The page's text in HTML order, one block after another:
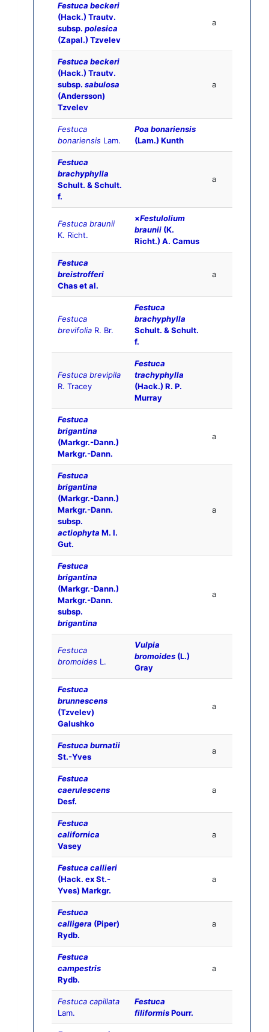
Festuca beckeri
(Hack.) Trautv.
subsp. polesica
(Zapal.) Tzvelev
a
Festuca beckeri
(Hack.) Trautv.
subsp. sabulosa
(Andersson)
Tzvelev
a
Festuca
bonariensis Lam.
Poa bonariensis
(Lam.) Kunth
Festuca
brachyphylla
Schult. & Schult.
f.
a
Festuca braunii
K. Richt.
×Festulolium
braunii (K.
Richt.) A. Camus
Festuca
breistrofferi
Chas et al.
a
Festuca
brevifolia R. Br.
Festuca
brachyphylla
Schult. & Schult.
f.
Festuca brevipila
R. Tracey
Festuca
trachyphylla
(Hack.) R. P.
Murray
Festuca
brigantina
(Markgr.-Dann.)
Markgr.-Dann.
a
Festuca
brigantina
(Markgr.-Dann.)
Markgr.-Dann.
subsp.
actiophyta M. I.
Gut.
a
Festuca
brigantina
(Markgr.-Dann.)
Markgr.-Dann.
subsp.
brigantina
a
Festuca
bromoides L.
Vulpia
bromoides (L.)
Gray
Festuca
brunnescens
(Tzvelev)
Galushko
a
Festuca burnatii
St.-Yves
a
Festuca
caerulescens
Desf.
a
Festuca
californica
Vasey
a
Festuca callieri
(Hack. ex St.-
Yves) Markgr.
a
Festuca
calligera (Piper)
Rydb.
a
Festuca
campestris
Rydb.
a
Festuca capillata
Lam.
Festuca
filiformisPourr.